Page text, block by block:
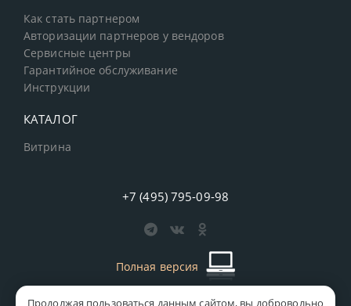
Продолжая пользоваться данным сайтом, вы добровольно
Как стать партнером
Авторизации партнеров у вендоров
Сервисные центры
Гарантийное обслуживание
Инструкции
КАТАЛОГ
Витрина
+7 (495) 795-09-98
Полная версия
старая версия сайтаMICS